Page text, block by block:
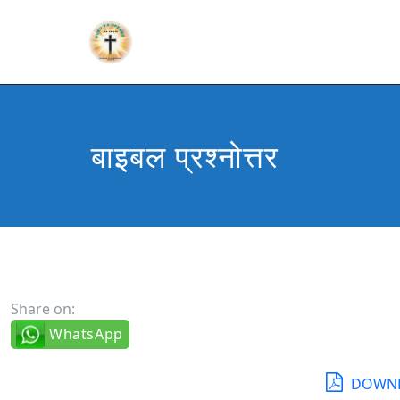
बाइबल प्रश्नोत्तर
Share on:
WhatsApp